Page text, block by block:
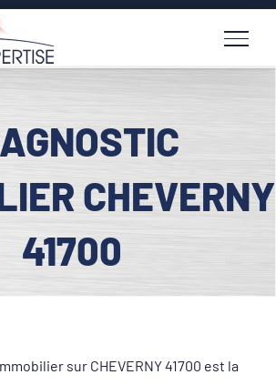
CHEVERNY
41700
sur CHEVERNY 41700 est la